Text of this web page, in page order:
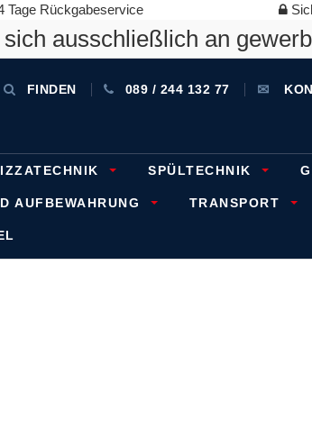
Tage Rückgabeservice
ausschließlich an
FINDEN 089 / 244 132 77
SPÜLTECHNIK
AUFBEWAHRUNG TRANSPORT